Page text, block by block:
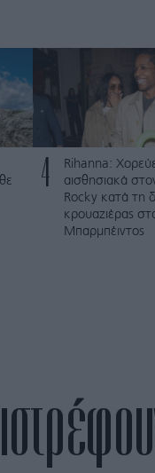
4
Rihanna:
αισθησιακά
Rocky κατά τη
κρουαζιέρας
Μπαρμπέιντος